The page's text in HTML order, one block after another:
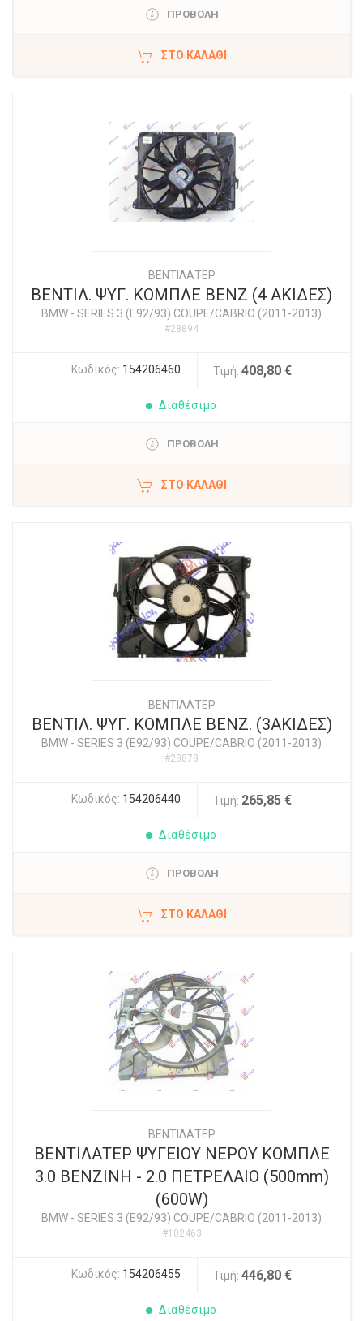
ΠΡΟΒΟΛΗ
ΣΤΟ ΚΑΛΆΘΙ
ΒΕΝΤΙΛΑΤΕΡ
ΒΕΝΤΙΛ. ΨΥΓ. ΚΟΜΠΛΕ ΒΕΝΖ (4 ΑΚΙΔΕΣ)
BMW - SERIES 3 (E92/93) COUPE/CABRIO (2011-2013)
#28894
Κωδικός: 154206460 Τιμή: 408,80 €
Διαθέσιμο
ΠΡΟΒΟΛΗ
ΣΤΟ ΚΑΛΆΘΙ
ΒΕΝΤΙΛΑΤΕΡ
ΒΕΝΤΙΛ. ΨΥΓ. ΚΟΜΠΛΕ ΒΕΝΖ. (3ΑΚΙΔΕΣ)
BMW - SERIES 3 (E92/93) COUPE/CABRIO (2011-2013)
#28878
Κωδικός: 154206440 Τιμή: 265,85 €
Διαθέσιμο
ΠΡΟΒΟΛΗ
ΣΤΟ ΚΑΛΆΘΙ
ΒΕΝΤΙΛΑΤΕΡ
ΒΕΝΤΙΛΑΤΕΡ ΨΥΓΕΙΟΥ ΝΕΡΟΥ ΚΟΜΠΛΕ
3.0 ΒΕΝΖΙΝΗ - 2.0 ΠΕΤΡΕΛΑΙΟ (500mm)
(600W)
BMW - SERIES 3 (E92/93) COUPE/CABRIO (2011-2013)
#102463
Κωδικός: 154206455 Τιμή: 446,80 €
Διαθέσιμο